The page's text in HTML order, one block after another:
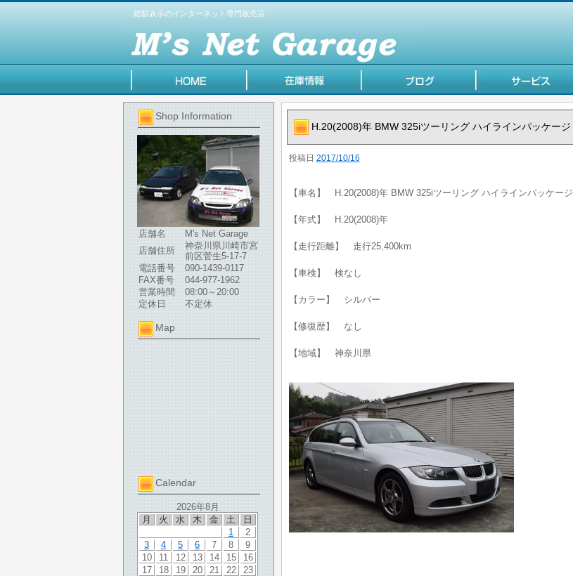
総額表示のインターネット専門販売店
Shop Information
店舗名
M's Net Garage
店舗住所
神奈川県川崎市宮
前区菅生5-17-7
電話番号
090-1439-0117
FAX番号
044-977-1962
営業時間
08:00～20:00
定休日
不定休
Map
Calendar
2026年8月
月
火 水 木 金 土 日
1
2
3
4 5 6 7 8
9
10
11 12 13 14 15
16
17
18 19 20 21 22
23
H.20(2008)年 BMW 325iツーリング ハイラインパッケージ
投稿日 2017/10/16
【車名】 H.20(2008)年 BMW 325iツーリング ハイラインパッケージ
【年式】 H.20(2008)年
【走行距離】 走行25,400km
【車検】 検なし
【カラー】 シルバー
【修復歴】 なし
【地域】 神奈川県